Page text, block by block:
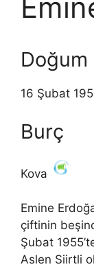
Doğum
16 Şubat
Burç
Kova
Emine
çiftinin
Şubat
Aslen Siirtli